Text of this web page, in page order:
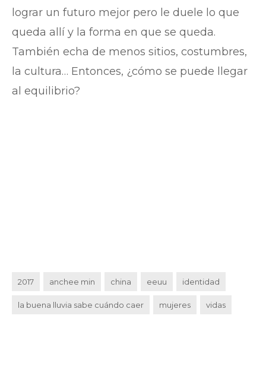
lograr un futuro mejor pero le duele lo que
queda allí y la forma en que se queda.
También echa de menos sitios, costumbres,
la cultura… Entonces, ¿cómo se puede llegar
al equilibrio?
2017 anchee min china eeuu identidad
la buena lluvia sabe cuándo caer mujeres vidas